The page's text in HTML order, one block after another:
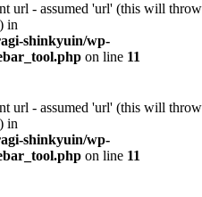
url - assumed 'url' (this will throw
in
shinkyuin/wp-
on line 11
url - assumed 'url' (this will throw
in
shinkyuin/wp-
on line 11